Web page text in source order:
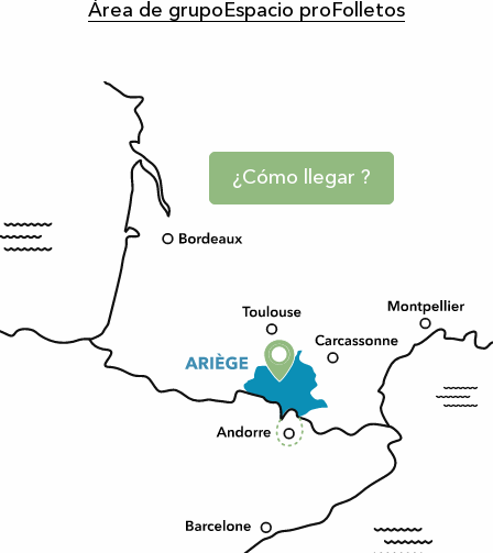
Área de grupo Espacio pro Folletos
¿Cómo llegar ?